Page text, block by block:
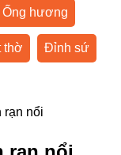
Ống hương
thờ Đỉnh sứ